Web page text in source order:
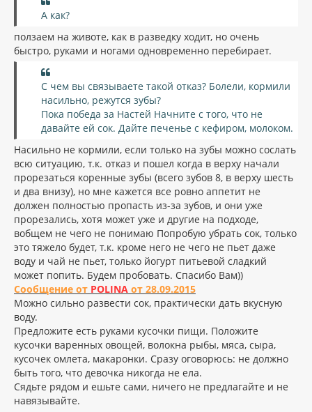
А как?
ползаем на животе, как в разведку ходит, но очень
быстро, руками и ногами одновременно перебирает.
С чем вы связываете такой отказ? Болели, кормили
насильно, режутся зубы?
Пока победа за Настей Начните с того, что не
давайте ей сок. Дайте печенье с кефиром, молоком.
Насильно не кормили, если только на зубы можно сослать
всю ситуацию, т.к. отказ и пошел когда в верху начали
прорезаться коренные зубы (всего зубов 8, в верху шесть
и два внизу), но мне кажется все ровно аппетит не
должен полностью пропасть из-за зубов, и они уже
прорезались, хотя может уже и другие на подходе,
вобщем не чего не понимаю Попробую убрать сок, только
это тяжело будет, т.к. кроме него не чего не пьет даже
воду и чай не пьет, только йогурт питьевой сладкий
может попить. Будем пробовать. Спасибо Вам))
Сообщение от POLINA от 28.09.2015
Можно сильно развести сок, практически дать вкусную
воду.
Предложите есть руками кусочки пищи. Положите
кусочки варенных овощей, волокна рыбы, мяса, сыра,
кусочек омлета, макаронки. Сразу оговорюсь: не должно
быть того, что девочка никогда не ела.
Сядьте рядом и ешьте сами, ничего не предлагайте и не
навязывайте.